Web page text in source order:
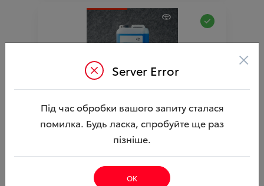
Рідина омивача зимова -20 (3л) (TOYOTA)
Ціна аксесуара 695.10
Артикул:N00000330
Server Error ×
Під час обробки вашого запиту сталася
помилка. Будь ласка, спробуйте ще раз
пізніше.
ОК